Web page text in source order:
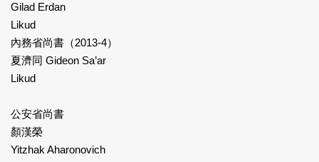
Gilad Erdan
Likud
內務省尚書（2013-4）
夏濟同 Gideon Sa’ar
Likud
公安省尚書
顏漢榮
Yitzhak Aharonovich